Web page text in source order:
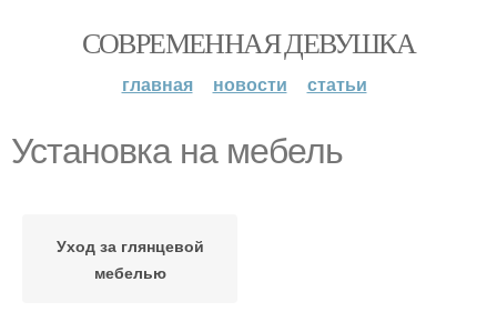
СОВРЕМЕННАЯ ДЕВУШКА
главная новости статьи
Установка на мебель
Уход за глянцевой
мебелью